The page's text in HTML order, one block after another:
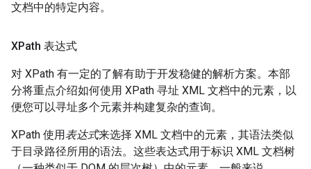
文档中的特定内容。
XPath 表达式
对 XPath 有一定的了解有助于开发稳健的解析方案。本部
分将重点介绍如何使用 XPath 寻址 XML 文档中的元素，以
便您可以寻址多个元素并构建复杂的查询。
XPath 使用表达式来选择 XML 文档中的元素，其语法类似
于目录路径所用的语法。这些表达式用于标识 XML 文档树